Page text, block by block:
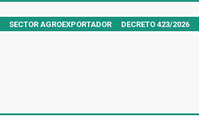
SECTOR AGROEXPORTADOR DECRETO 423/2026